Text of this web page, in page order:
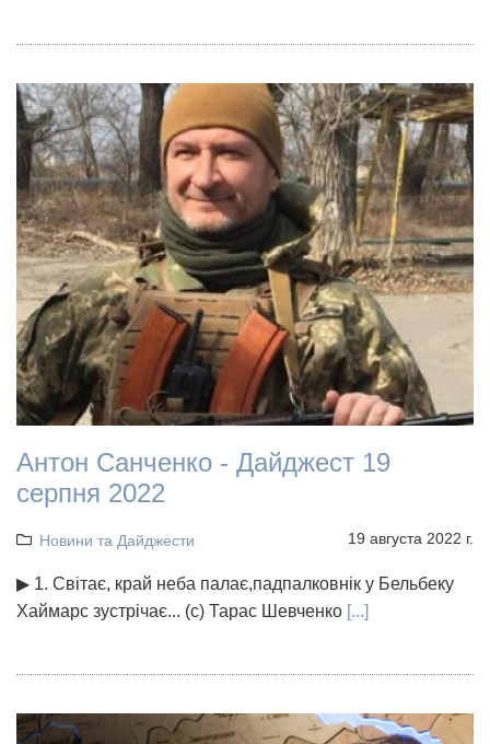
Антон Санченко - Дайджест 19
серпня 2022
Новини та Дайджести 19 августа 2022 г.
▶ 1. Світає, край неба палає,падпалковнік у Бельбеку
Хаймарс зустрічає... (с) Тарас Шевченко [...]